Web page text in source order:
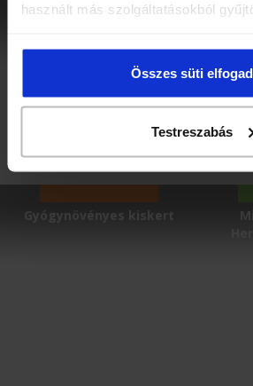
használt más szolgáltatásokból
Összes süti
Testreszabás
Stresszcsökkentés
Gyógynövényes kiskert